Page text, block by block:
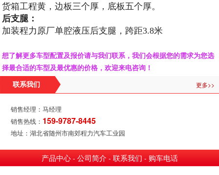
货箱工程黄，边板三个厚，底板五个厚。
后支腿：
加装程力原厂单腔液压后支腿，跨距3.8米
想了解更多车型配置及报价请与我们联系，我们会根据您的需求为您选
择最合适的车型及最优惠的价格，欢迎来电咨询！
联系我们 更多>>
销售经理：马经理
销售热线： 159-9787-8445
地址：湖北省随州市南郊程力汽车工业园
产品中心- 公司简介 - 联系我们 - 购车电话